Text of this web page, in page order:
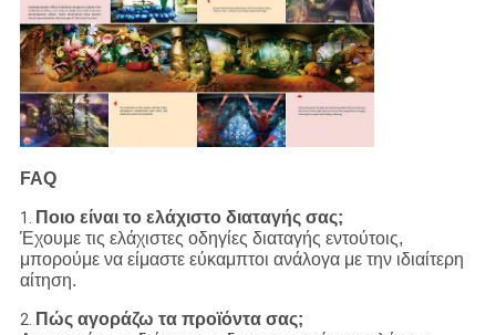
FAQ
1. Ποιο είναι το ελάχιστο διαταγής σας;
Έχουμε τις ελάχιστες οδηγίες διαταγής εντούτοις,
μπορούμε να είμαστε εύκαμπτοι ανάλογα με την ιδιαίτερη
αίτηση.
2. Πώς αγοράζω τα προϊόντα σας;